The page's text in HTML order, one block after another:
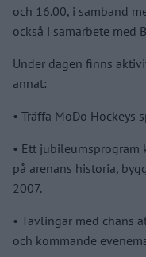
och 16.00, i samband
också i samarbete med
Under dagen finns
annat:
•⁠ ⁠Träffa MoDo Hockeys
•⁠ ⁠Ett
på arenans historia,
2007.
•⁠ ⁠Tävlingar med chans
och kommande